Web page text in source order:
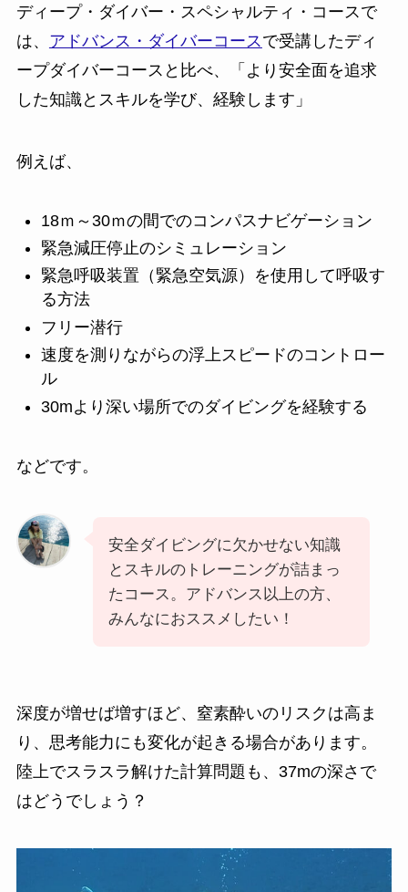
ディープ・ダイバー・スペシャルティ・コースで
は、 アドバンス・ダイバーコース で受講したディ
ープダイバーコースと比べ、「より安全面を追求
した知識とスキルを学び、経験します」
例えば、
18ｍ～30ｍの間でのコンパスナビゲーション
緊急減圧停止のシミュレーション
緊急呼吸装置（緊急空気源）を使用して呼吸す
る方法
フリー潜行
速度を測りながらの浮上スピードのコントロー
ル
30mより深い場所でのダイビングを経験する
などです。
安全ダイビングに欠かせない知識
とスキルのトレーニングが詰まっ
たコース。アドバンス以上の方、
みんなにおススメしたい！
深度が増せば増すほど、窒素酔いのリスクは高ま
り、思考能力にも変化が起きる場合があります。
陸上でスラスラ解けた計算問題も、37mの深さで
はどうでしょう？